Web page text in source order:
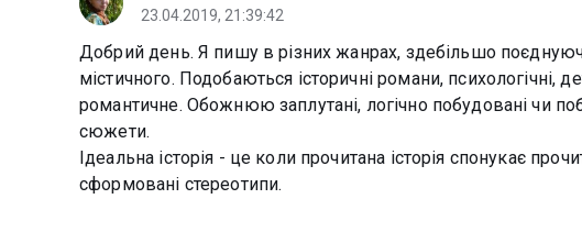
23.04.2019, 21:39:42
Добрий день. Я пишу в різних жанрах, здебільшо
містичного. Подобаються історичні романи, психологічні,
романтичне. Обожнюю заплутані, логічно побудовані чи
сюжети.
Ідеальна історія - це коли прочитана історія спонукає
сформовані стереотипи.